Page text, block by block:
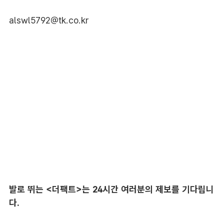
alswl5792@tk.co.kr
발로 뛰는 <더팩트>는 24시간 여러분의 제보를 기다립니
다.